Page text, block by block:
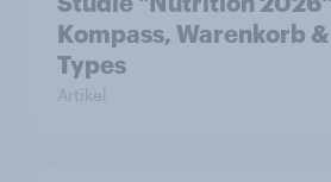
Kompass, Warenkorb
Types
Artikel